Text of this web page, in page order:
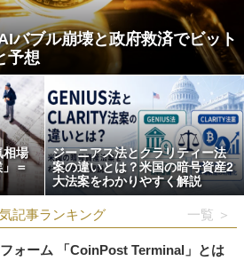
バブル崩壊と政府救済でビット
予想
相場
＝
ジーニアス法とクラリティー法
案の違いとは？米国の暗号資産2
大法案をわかりやすく解説
記事ランキング 一覧 ＞
ォーム 「CoinPost Terminal」とは